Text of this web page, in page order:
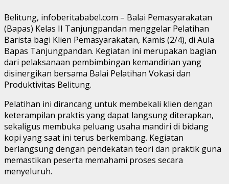
Belitung, infoberitababel.com – Balai Pemasyarakatan
(Bapas) Kelas II Tanjungpandan menggelar Pelatihan
Barista bagi Klien Pemasyarakatan, Kamis (2/4), di Aula
Bapas Tanjungpandan. Kegiatan ini merupakan bagian
dari pelaksanaan pembimbingan kemandirian yang
disinergikan bersama Balai Pelatihan Vokasi dan
Produktivitas Belitung.
Pelatihan ini dirancang untuk membekali klien dengan
keterampilan praktis yang dapat langsung diterapkan,
sekaligus membuka peluang usaha mandiri di bidang
kopi yang saat ini terus berkembang. Kegiatan
berlangsung dengan pendekatan teori dan praktik guna
memastikan peserta memahami proses secara
menyeluruh.